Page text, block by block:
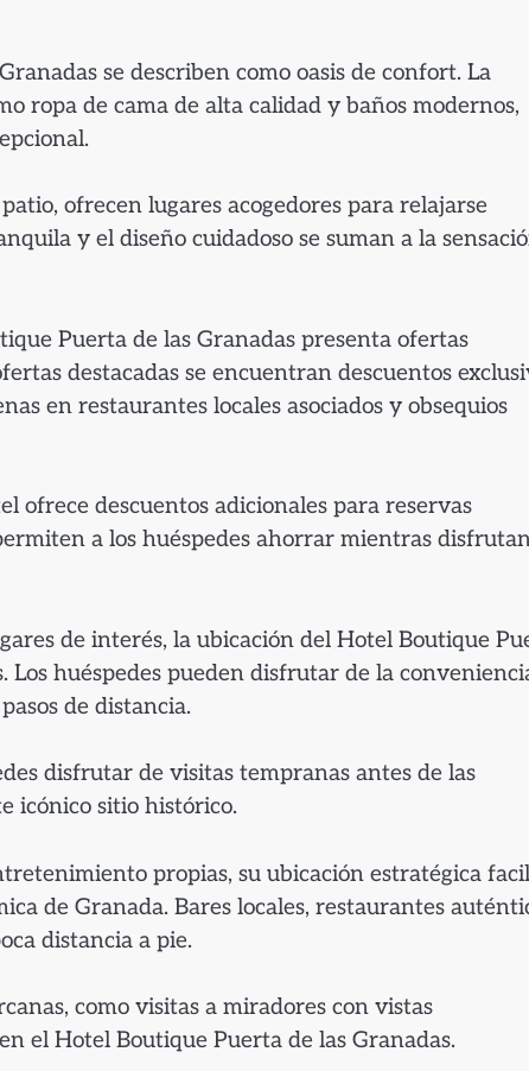
se describen como oasis de confort. La
ropa de cama de alta calidad y baños modernos,
ofrecen lugares acogedores para relajarse
y el diseño cuidadoso se suman a la
Puerta de las Granadas presenta ofertas
destacadas se encuentran descuentos
en restaurantes locales asociados y obsequios
ofrece descuentos adicionales para reservas
a los huéspedes ahorrar mientras
de interés, la ubicación del Hotel Boutique
Los huéspedes pueden disfrutar de la
de distancia.
disfrutar de visitas tempranas antes de las
icónico sitio histórico.
propias, su ubicación estratégica
de Granada. Bares locales, restaurantes
distancia a pie.
como visitas a miradores con vistas
el Hotel Boutique Puerta de las Granadas.